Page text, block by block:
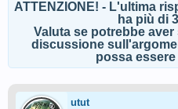
ATTENZIONE! - L'ultima
ha più di
Valuta se potrebbe
discussione
possa
utut